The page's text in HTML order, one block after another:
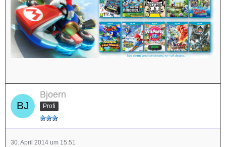
Bjoern
Profi
30. April 2014 um 15:51